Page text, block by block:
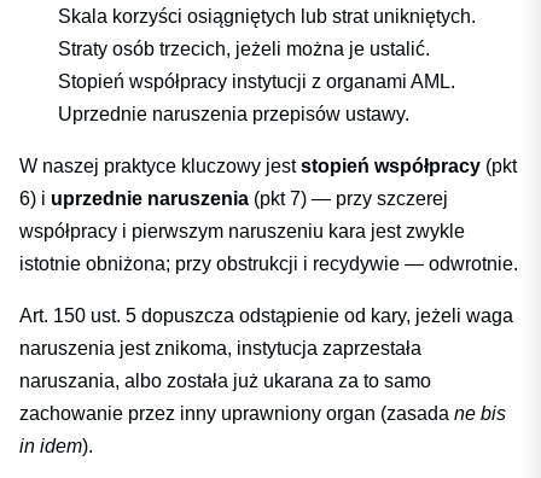
Skala korzyści osiągniętych lub strat unikniętych.
Straty osób trzecich, jeżeli można je ustalić.
Stopień współpracy instytucji z organami AML.
Uprzednie naruszenia przepisów ustawy.
W naszej praktyce kluczowy jeststopień współpracy (pkt
6) i uprzednie naruszenia (pkt 7) — przy szczerej
współpracy i pierwszym naruszeniu kara jest zwykle
istotnie obniżona; przy obstrukcji i recydywie — odwrotnie.
Art. 150 ust. 5 dopuszcza odstąpienie od kary, jeżeli waga
naruszenia jest znikoma, instytucja zaprzestała
naruszania, albo została już ukarana za to samo
zachowanie przez inny uprawniony organ (zasada ne bis
in idem).